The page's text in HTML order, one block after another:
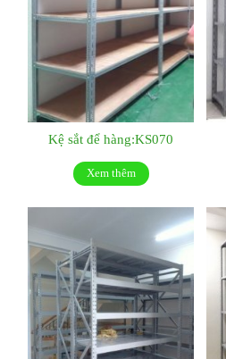
Kệ sắt để hàng:KS070
Xem thêm